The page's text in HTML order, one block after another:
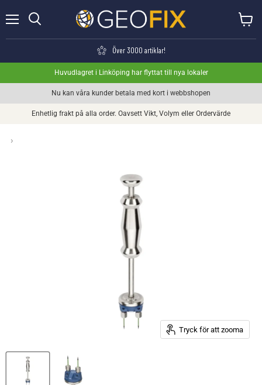
Över 3000 artiklar!
Huvudlagret i Linköping har flyttat till nya lokaler
Nu kan våra kunder betala med kort i webbshopen
Enhetlig frakt på alla order. Oavsett Vikt, Volym eller Ordervärde
›
Tryck för att zooma